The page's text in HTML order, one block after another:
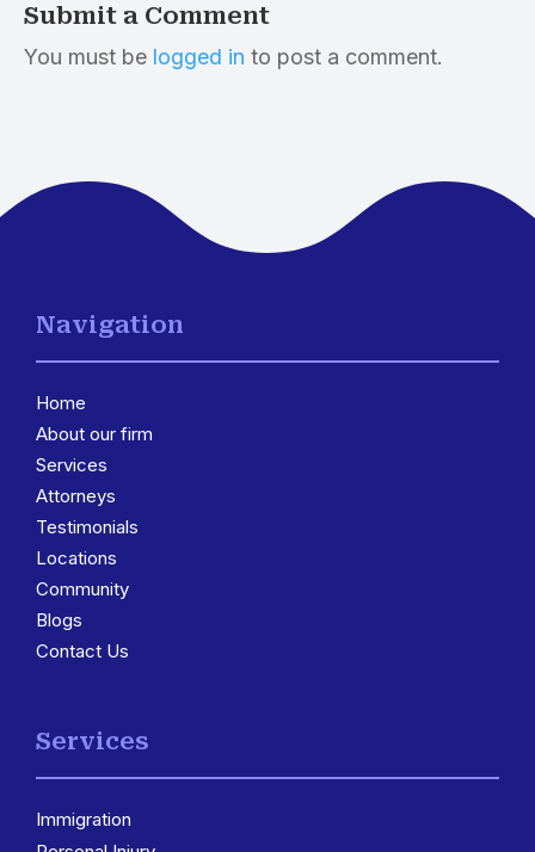
Submit a Comment
You must be logged in to post a comment.
Navigation
Home
About our firm
Services
Attorneys
Testimonials
Locations
Community
Blogs
Contact Us
Services
Immigration